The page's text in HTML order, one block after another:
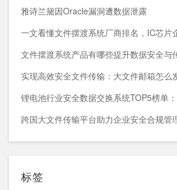
雅诗兰黛因Oracle漏洞遭数据泄露
实现高效安全文件传输：大文件邮箱怎么
跨国大文件传输平台助力企业安全合规管
标签